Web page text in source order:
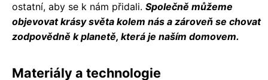
ostatní, aby se k nám přidali. Společně můžeme
objevovat krásy světa kolem nás a zároveň se chovat
zodpovědně k planetě, která je naším domovem.
Materiály a technologie